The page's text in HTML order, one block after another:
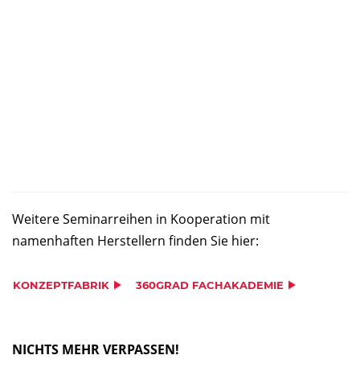
Weitere Seminarreihen in Kooperation mit
namenhaften Herstellern finden Sie hier:
KONZEPTFABRIK 360GRAD FACHAKADEMIE
NICHTS MEHR VERPASSEN!